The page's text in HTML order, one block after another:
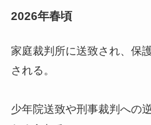
2026年春頃
家庭裁判所に送致され、保
される。
少年院送致や刑事裁判への